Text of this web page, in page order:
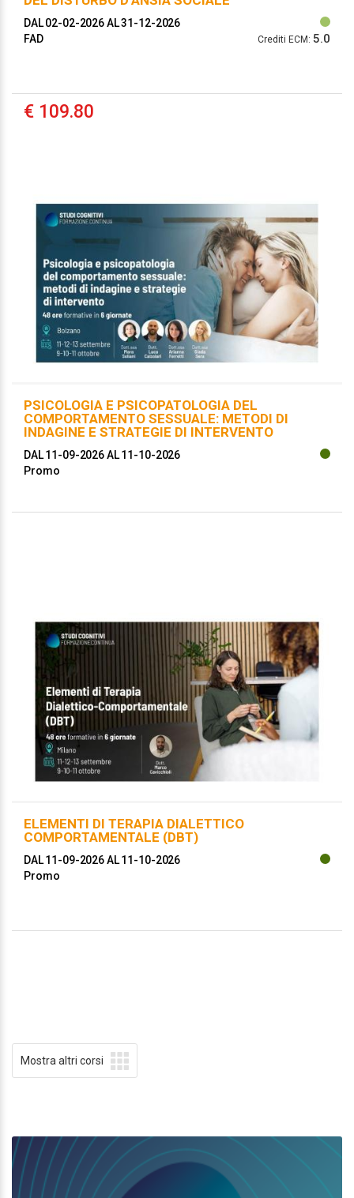
DAL 02-02-2026AL 31-12-2026
FAD
Crediti ECM: 5.0
€ 109.80
PSICOLOGIA E PSICOPATOLOGIA DEL
COMPORTAMENTO SESSUALE: METODI DI
INDAGINE E STRATEGIE DI INTERVENTO
DAL 11-09-2026AL 11-10-2026
Promo
ELEMENTI DI TERAPIA DIALETTICO
COMPORTAMENTALE (DBT)
DAL 11-09-2026AL 11-10-2026
Promo
Mostra altri corsi